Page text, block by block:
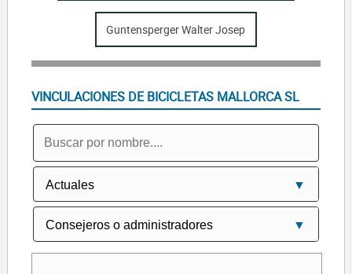
Guntensperger Walter Josep
VINCULACIONES DE BICICLETAS MALLORCA SL